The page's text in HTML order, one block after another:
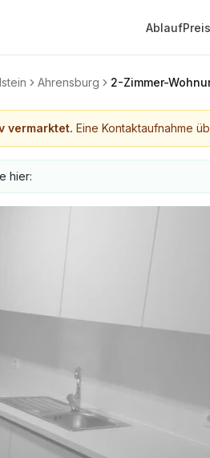
Ablauf
Ahrensburg 2-Zimmer-
vermarktet. Eine Kontaktaufnahme
hier: